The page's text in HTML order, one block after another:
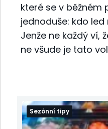
které se v běžném
jednoduše: kdo
Jenže ne každý ví,
ne všude je tato
Sezónní tipy